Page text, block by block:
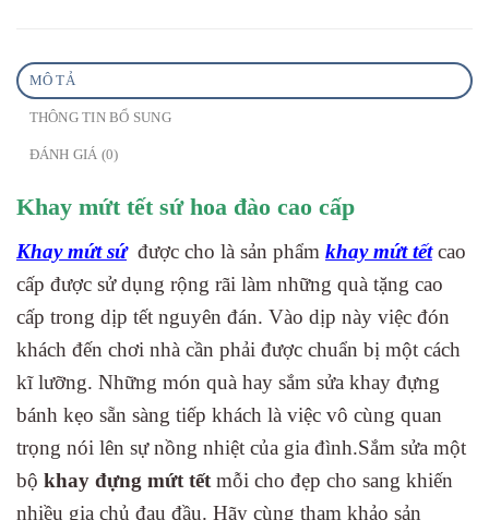
MÔ TẢ
THÔNG TIN BỔ SUNG
ĐÁNH GIÁ (0)
Khay mứt tết sứ hoa đào cao cấp
Khay mứt sứđược cho là sản phẩm khay mứt tếtcao
cấp được sử dụng rộng rãi làm những quà tặng cao
cấp trong dịp tết nguyên đán. Vào dịp này việc đón
khách đến chơi nhà cần phải được chuẩn bị một cách
kĩ lưỡng. Những món quà hay sắm sửa khay đựng
bánh kẹo sẵn sàng tiếp khách là việc vô cùng quan
trọng nói lên sự nồng nhiệt của gia đình.Sắm sửa một
bộ khay đựng mứt tết mỗi cho đẹp cho sang khiến
nhiều gia chủ đau đầu. Hãy cùng tham khảo sản